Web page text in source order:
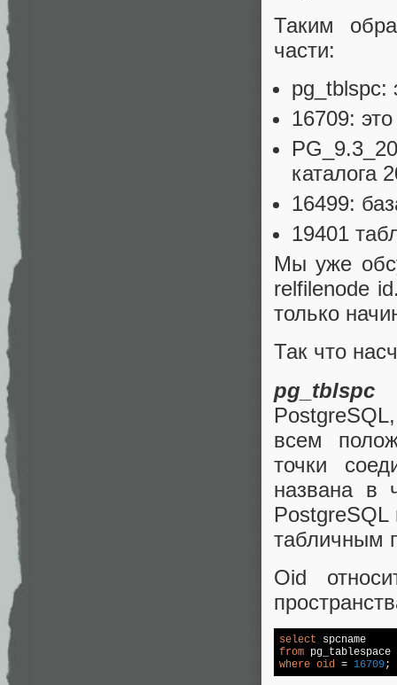
Таким
части:
pg_tblspc:
16709:
каталога
16499:
19401
Мы уже
relfilenode
только
Так что
pg_tblspc
всем
точки
названа в
PostgreSQL
табличным
Oid
select
from
where oid = 16709